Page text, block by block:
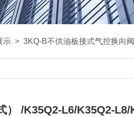
示 > 3KQ-B不供油板接式气控换向阀